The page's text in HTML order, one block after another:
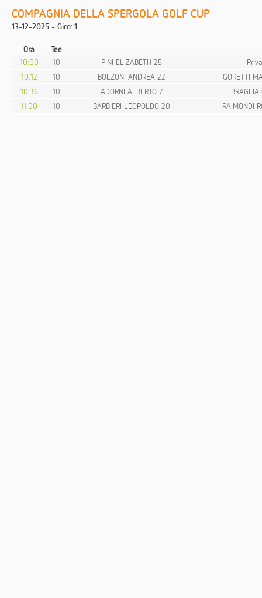
COMPAGNIA DELLA SPERGOLA GOLF CUP
13-12-2025 - Giro: 1
Ora
Tee
10:00
10 PINI ELIZABETH 25
10:12
10 BOLZONI ANDREA 22
GORETTI
10:36
10 ADORNI ALBERTO 7
BRAGLIA
11:00
10 BARBIERI LEOPOLDO 20 RAIMONDI